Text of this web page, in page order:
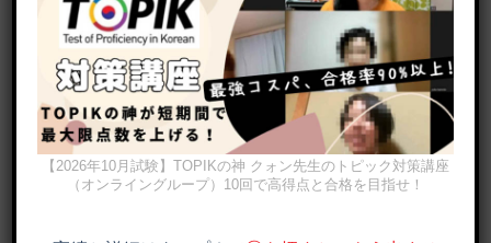
【2026年10月試験】TOPIKの神 クォン先生のトピック対策講座
（オンライングループ）10回で高得点と合格を目指せ！